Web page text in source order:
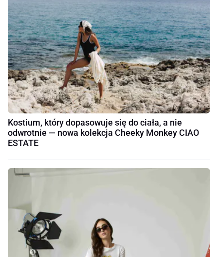
Kostium, który dopasowuje się do ciała, a nie
odwrotnie — nowa kolekcja Cheeky Monkey CIAO
ESTATE